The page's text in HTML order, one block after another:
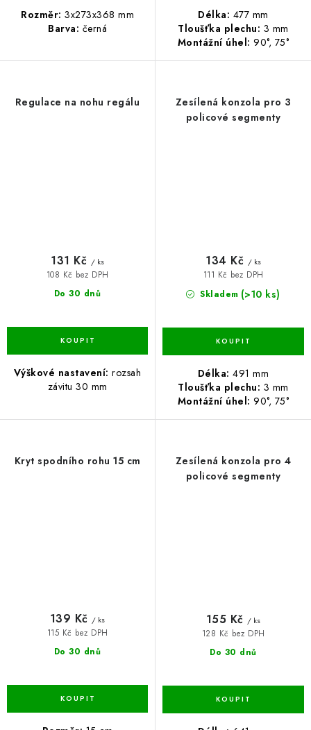
Rozměr: 3x273x368 mm
Barva: černá
Délka: 477 mm
Tloušťka plechu: 3 mm
Montážní úhel: 90°, 75°
Regulace na nohu regálu
Do 30 dnů
108 Kč bez DPH
131 Kč / ks
Výškové nastavení: rozsah
závitu 30 mm
Zesílená konzola pro 3
policové segmenty
Skladem (>10 ks)
111 Kč bez DPH
134 Kč / ks
Délka: 491 mm
Tloušťka plechu: 3 mm
Montážní úhel: 90°, 75°
Kryt spodního rohu 15 cm
Do 30 dnů
115 Kč bez DPH
139 Kč / ks
Zesílená konzola pro 4
policové segmenty
Do 30 dnů
128 Kč bez DPH
155 Kč / ks